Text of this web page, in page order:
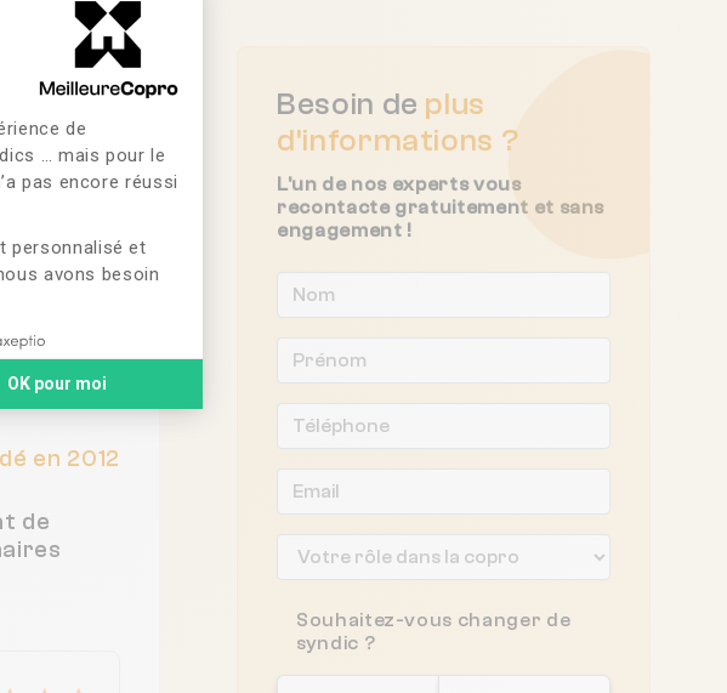
Consentement : Personnalisez vos Options
de
… mais pour le
pas encore réussi
personnalisé et
avons besoin
OK pour moi
en 2012
de
Besoin de plus
d'informations ?
L'un de nos experts vous
recontacte gratuitement et sans
engagement !
Souhaitez-vous changer de
syndic ?